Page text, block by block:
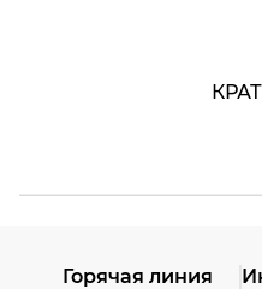
Горячая линия